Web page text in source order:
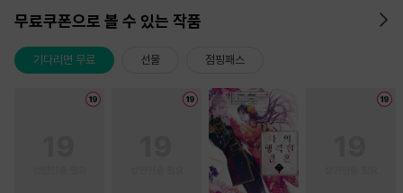
무료쿠폰으로 볼 수 있는 작품
기다리면 무료 선물 점핑패스